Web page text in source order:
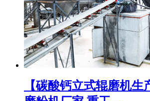
【碳酸钙立式辊磨机生